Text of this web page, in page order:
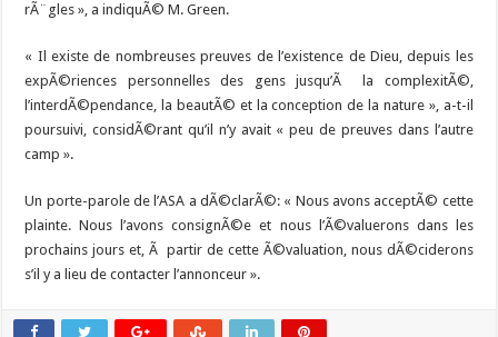
rÃ¨gles », a indiquÃ© M. Green.
« Il existe de nombreuses preuves de l’existence de Dieu, depuis les
expÃ©riences personnelles des gens jusqu’Ã la complexitÃ©,
l’interdÃ©pendance, la beautÃ© et la conception de la nature », a-t-il
poursuivi, considÃ©rant qu’il n’y avait « peu de preuves dans l’autre
camp ».
Un porte-parole de l’ASA a dÃ©clarÃ©: « Nous avons acceptÃ© cette
plainte. Nous l’avons consignÃ©e et nous l’Ã©valuerons dans les
prochains jours et, Ã partir de cette Ã©valuation, nous dÃ©ciderons
s’il y a lieu de contacter l’annonceur ».